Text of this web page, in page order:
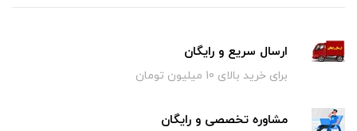
ارسال سریع و رایگان
برای خرید بالای 10 میلیون تومان
مشاوره تخصصی و رایگان